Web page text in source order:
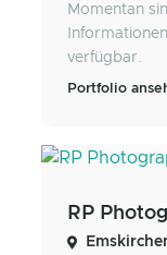
Momentan
verfügbar.
Portfolio
RP